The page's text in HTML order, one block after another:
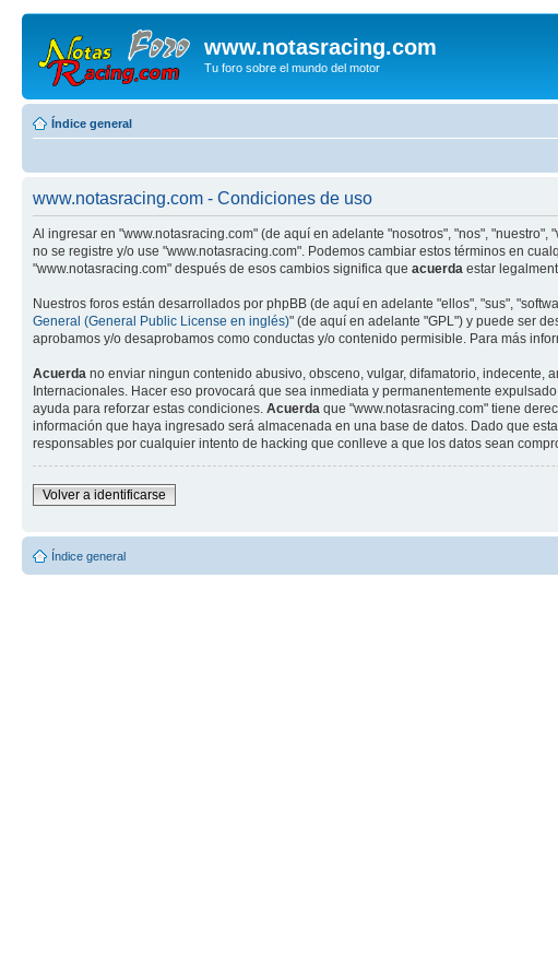
www.notasracing.com
Tu foro sobre el mundo del motor
Índice general
www.notasracing.com - Condiciones de uso
Al ingresar en "www.notasracing.com" (de aquí en adelante "nosotros", "nos", "nuestro",
no se registre y/o use "www.notasracing.com". Podemos cambiar estos términos en
"www.notasracing.com" después de esos cambios significa que acuerda estar
Nuestros foros están desarrollados por phpBB (de aquí en adelante "ellos", "sus",
General (General Public License en inglés)" (de aquí en adelante "GPL") y puede ser
aprobamos y/o desaprobamos como conductas y/o contenido permisible. Para más
Acuerda no enviar ningun contenido abusivo, obsceno, vulgar, difamatorio,
Internacionales. Hacer eso provocará que sea inmediata y permanentemente
ayuda para reforzar estas condiciones. Acuerda que "www.notasracing.com" tiene
información que haya ingresado será almacenada en una base de datos. Dado que
responsables por cualquier intento de hacking que conlleve a que los datos sean
Volver a identificarse
Índice general